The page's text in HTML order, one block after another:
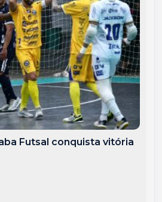
Futsal conquista vitória